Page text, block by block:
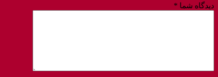
دیدگاه شما *